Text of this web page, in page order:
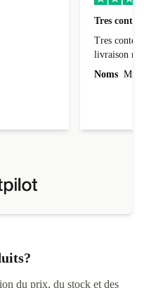
Tres
Tres
Noms
du prix, du stock et des